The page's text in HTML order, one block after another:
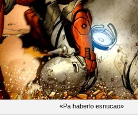
«Pa haberlo esnucao»